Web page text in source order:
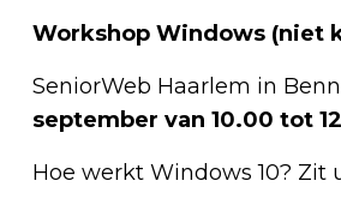
Workshop Windows (niet
SeniorWeb Haarlem in
september van 10.00 tot
Hoe werkt Windows 10? Zit